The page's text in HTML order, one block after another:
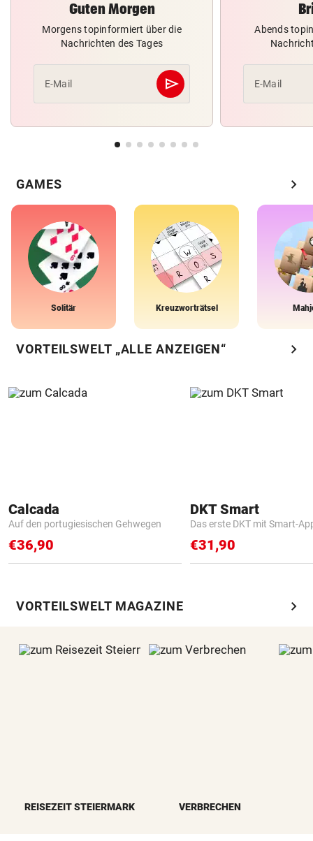
Guten Morgen
Morgens topinformiert über die
Nachrichten des Tages
E-Mail send
Abschicken
Abends
E-Mail
GAMES chevron_right
Solitär Kreuzworträtsel
VORTEILSWELT „ALLE ANZEIGEN“ chevron_right
Calcada
Auf den portugiesischen Gehwegen
€36,90
DKT Smart
Das erste DKT mit Smart-
€31,90
VORTEILSWELT MAGAZINE chevron_right
REISEZEIT STEIERMARK VERBRECHEN